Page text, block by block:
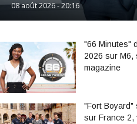
08 août 2026 - 20:16
"66 Minutes"
2026 sur M6,
magazine
"Fort Boyard"
sur France 2,